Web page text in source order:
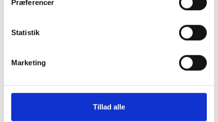
Præferencer
Statistik
Marketing
Tillad alle
Der betales skolepenge i 11 måneder fra august
Hvis du er under 18 år, kan du søge om hel eller